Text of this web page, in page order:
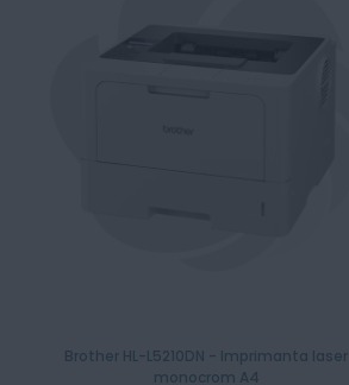
Brother HL-L5210DN - Imprimanta laser
monocrom A4